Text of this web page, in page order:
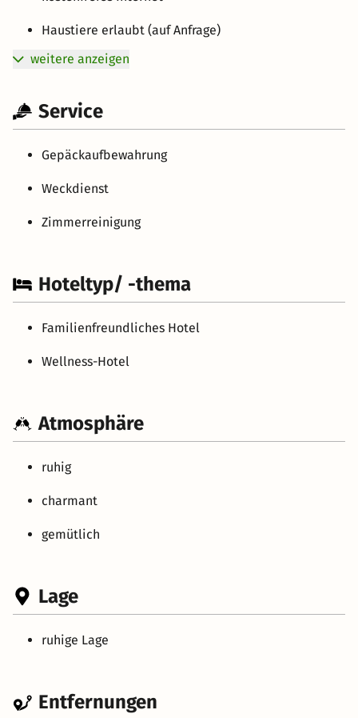
Haustiere erlaubt (auf Anfrage)
weitere anzeigen
Service
Gepäckaufbewahrung
Weckdienst
Zimmerreinigung
Hoteltyp/ -thema
Familienfreundliches Hotel
Wellness-Hotel
Atmosphäre
ruhig
charmant
gemütlich
Lage
ruhige Lage
Entfernungen